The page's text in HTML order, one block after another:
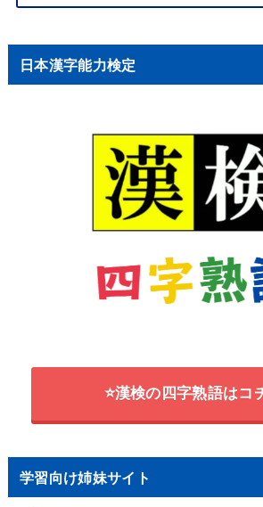
日本漢字能力検定
⭐漢検の四字熟語はコ
学習向け姉妹サイト